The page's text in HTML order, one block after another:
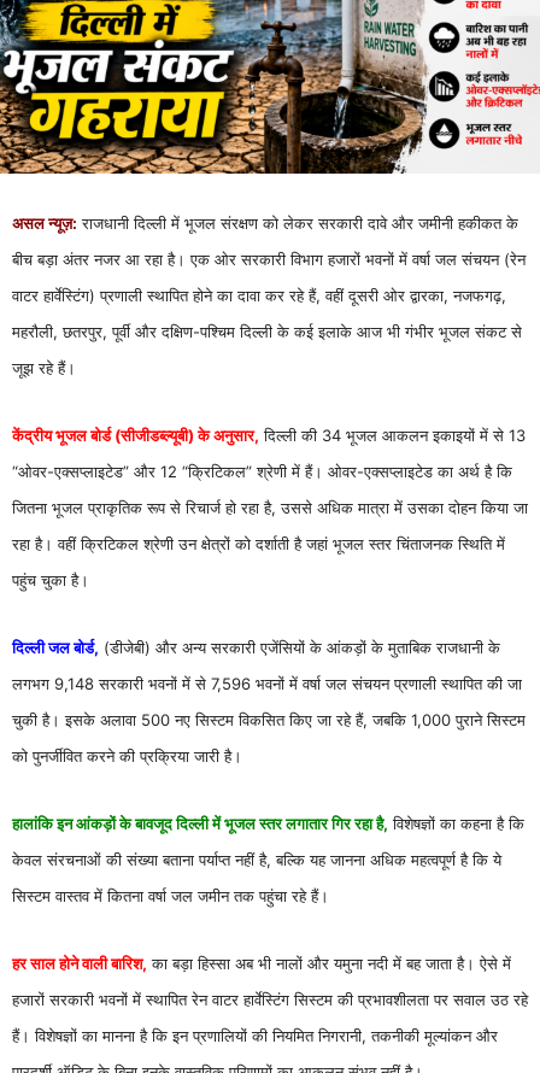
असल न्यूज़: राजधानी दिल्ली में भूजल संरक्षण को लेकर सरकारी दावे और जमीनी हकीकत के
बीच बड़ा अंतर नजर आ रहा है। एक ओर सरकारी विभाग हजारों भवनों में वर्षा जल संचयन (रेन
वाटर हार्वेस्टिंग) प्रणाली स्थापित होने का दावा कर रहे हैं, वहीं दूसरी ओर द्वारका, नजफगढ़,
महरौली, छतरपुर, पूर्वी और दक्षिण-पश्चिम दिल्ली के कई इलाके आज भी गंभीर भूजल संकट से
जूझ रहे हैं।
केंद्रीय भूजल बोर्ड (सीजीडब्ल्यूबी) के अनुसार, दिल्ली की 34 भूजल आकलन इकाइयों में से 13
“ओवर-एक्सप्लाइटेड” और 12 “क्रिटिकल” श्रेणी में हैं। ओवर-एक्सप्लाइटेड का अर्थ है कि
जितना भूजल प्राकृतिक रूप से रिचार्ज हो रहा है, उससे अधिक मात्रा में उसका दोहन किया जा
रहा है। वहीं क्रिटिकल श्रेणी उन क्षेत्रों को दर्शाती है जहां भूजल स्तर चिंताजनक स्थिति में
पहुंच चुका है।
दिल्ली जल बोर्ड, (डीजेबी) और अन्य सरकारी एजेंसियों के आंकड़ों के मुताबिक राजधानी के
लगभग 9,148 सरकारी भवनों में से 7,596 भवनों में वर्षा जल संचयन प्रणाली स्थापित की जा
चुकी है। इसके अलावा 500 नए सिस्टम विकसित किए जा रहे हैं, जबकि 1,000 पुराने सिस्टम
को पुनर्जीवित करने की प्रक्रिया जारी है।
हालांकि इन आंकड़ों के बावजूद दिल्ली में भूजल स्तर लगातार गिर रहा है, विशेषज्ञों का कहना है कि
केवल संरचनाओं की संख्या बताना पर्याप्त नहीं है, बल्कि यह जानना अधिक महत्वपूर्ण है कि ये
सिस्टम वास्तव में कितना वर्षा जल जमीन तक पहुंचा रहे हैं।
हर साल होने वाली बारिश, का बड़ा हिस्सा अब भी नालों और यमुना नदी में बह जाता है। ऐसे में
हजारों सरकारी भवनों में स्थापित रेन वाटर हार्वेस्टिंग सिस्टम की प्रभावशीलता पर सवाल उठ रहे
हैं। विशेषज्ञों का मानना है कि इन प्रणालियों की नियमित निगरानी, तकनीकी मूल्यांकन और